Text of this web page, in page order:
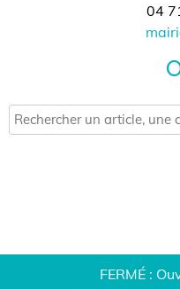
04
FERMÉ :